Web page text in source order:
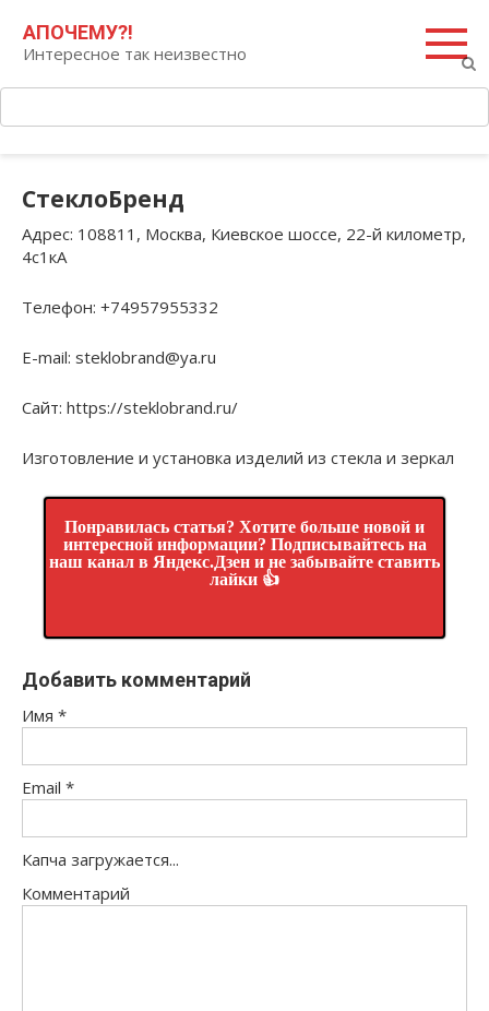
контенту
АПОЧЕМУ?!
Интересное так неизвестно
СтеклоБренд
Адрес: 108811, Москва, Киевское шоссе, 22-й километр,
4с1кА
Телефон: +74957955332
E-mail: steklobrand@ya.ru
Сайт: https://steklobrand.ru/
Изготовление и установка изделий из стекла и зеркал
Понравилась статья? Хотите больше новой и
интересной информации? Подписывайтесь на
наш канал в Яндекс.Дзен и не забывайте ставить
лайки 👍
Добавить комментарий
Имя *
Email *
Капча загружается...
Комментарий